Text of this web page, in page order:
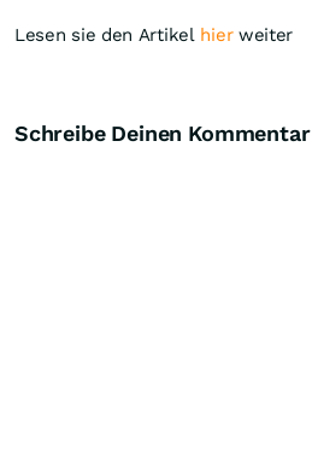
Lesen sie den Artikel hierweiter
Schreibe Deinen Kommentar